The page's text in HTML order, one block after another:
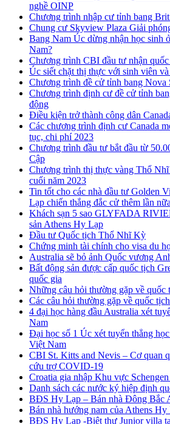
nghề OINP
Chương trình nhập cư tỉnh bang
Chung cư Skyview Plaza Giải
Bang Nam Úc dừng nhận học sinh
Nam?
Chương trình CBI đầu tư nhận quốc
Úc siết chặt thị thực với sinh viên
Chương trình đề cử tỉnh bang Nova
Chương trình định cư đề cử tỉnh
động
Điều kiện trở thành công dân
Các chương trình định cư Canada
tục, chi phí 2023
Chương trình đầu tư bắt đầu từ
Cập
Chương trình thị thực vàng Thổ
cuối năm 2023
Tin tốt cho các nhà đầu tư Golden
Lạp chiến thắng đắc cử thêm lần
Khách sạn 5 sao GLYFADA
sản Athens Hy Lạp
Đầu tư Quốc tịch Thổ Nhĩ Kỳ
Chứng minh tài chính cho visa du
Australia sẽ bỏ ảnh Quốc vương
Bất động sản được cấp quốc tịch
quốc gia
Những câu hỏi thường gặp về quốc
Các câu hỏi thường gặp về quốc
4 đại học hàng đầu Australia xét
Nam
Đại học số 1 Úc xét tuyển thẳng
Việt Nam
CBI St. Kitts and Nevis – Cơ quan
cứu trợ COVID-19
Croatia gia nhập Khu vực
Danh sách các nước ký hiệp định
BĐS Hy Lạp – Bán nhà Đông Bắc
Bán nhà hướng nam của Athens Hy
BĐS Hy Lạp -Biệt thự Junior villa